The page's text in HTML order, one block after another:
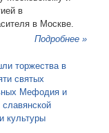
в
в Москве.
Подробнее »
торжества в
святых
Мефодия и
культуры